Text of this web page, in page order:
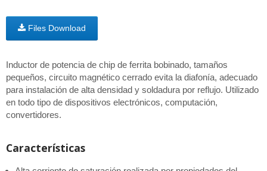
Files Download
Inductor de potencia de chip de ferrita bobinado, tamaños
pequeños, circuito magnético cerrado evita la diafonía, adecuado
para instalación de alta densidad y soldadura por reflujo. Utilizado
en todo tipo de dispositivos electrónicos, computación,
convertidores.
Características